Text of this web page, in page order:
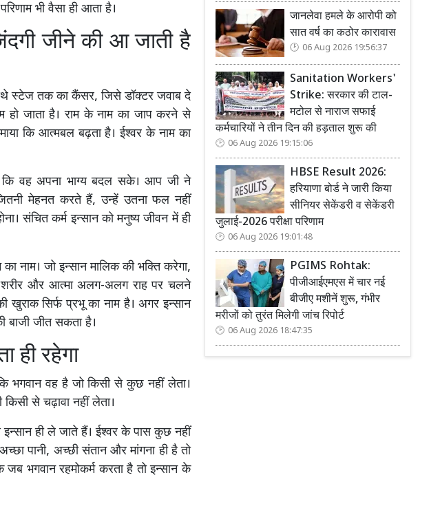
भी वैसा ही आता है।
जीने की आ जाती है
स्टेज तक का कैंसर, जिसे डॉक्टर जवाब दे
हो जाता है। राम के नाम का जाप करने से
कि आत्मबल बढ़ता है। ईश्वर के नाम का
कि वह अपना भाग्य बदल सके। आप जी ने
मेहनत करते हैं, उन्हें उतना फल नहीं
संचित कर्म इन्सान को मनुष्य जीवन में ही
नाम। जो इन्सान मालिक की भक्ति करेगा,
और आत्मा अलग-अलग राह पर चलने
खुराक सिर्फ प्रभू का नाम है। अगर इन्सान
बाजी जीत सकता है।
ही रहेगा
भगवान वह है जो किसी से कुछ नहीं लेता।
किसी से चढ़ावा नहीं लेता।
ही ले जाते हैं। ईश्वर के पास कुछ नहीं
पानी, अच्छी संतान और मांगना ही है तो
जब भगवान रहमोकर्म करता है तो इन्सान के
जानलेवा हमले के आरोपी को
सात वर्ष का कठोर कारावास
06 Aug 2026 19:56:37
Sanitation Workers'
Strike: सरकार की टाल-
मटोल से नाराज सफाई
कर्मचारियों ने तीन दिन की हड़ताल शुरू की
06 Aug 2026 19:15:06
HBSE Result 2026:
हरियाणा बोर्ड ने जारी किया
सीनियर सेकेंडरी व सेकेंडरी
जुलाई-2026 परीक्षा परिणाम
06 Aug 2026 19:01:48
PGIMS Rohtak:
पीजीआईएमएस में चार नई
बीजीए मशीनें शुरू, गंभीर
मरीजों को तुरंत मिलेगी जांच रिपोर्ट
06 Aug 2026 18:47:35